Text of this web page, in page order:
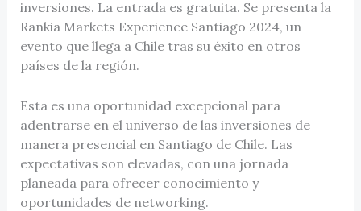
inversiones. La entrada es gratuita. Se presenta la
Rankia Markets Experience Santiago 2024, un
evento que llega a Chile tras su éxito en otros
países de la región.
Esta es una oportunidad excepcional para
adentrarse en el universo de las inversiones de
manera presencial en Santiago de Chile. Las
expectativas son elevadas, con una jornada
planeada para ofrecer conocimiento y
oportunidades de networking.